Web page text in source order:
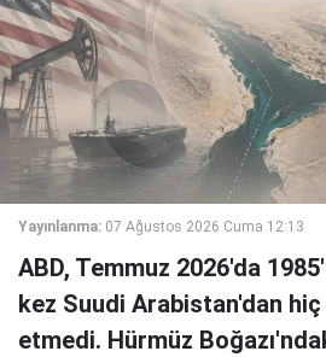
Yayınlanma: 07 Ağustos 2026 Cuma 12:13
ABD, Temmuz 2026'da
kez Suudi Arabistan'dan
etmedi. Hürmüz